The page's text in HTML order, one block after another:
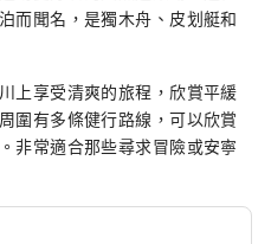
而聞名，是獨木舟、皮划艇和
上享受清爽的旅程，欣賞平緩
圍有多條健行路線，可以欣賞
非常適合那些尋求冒險或安寧